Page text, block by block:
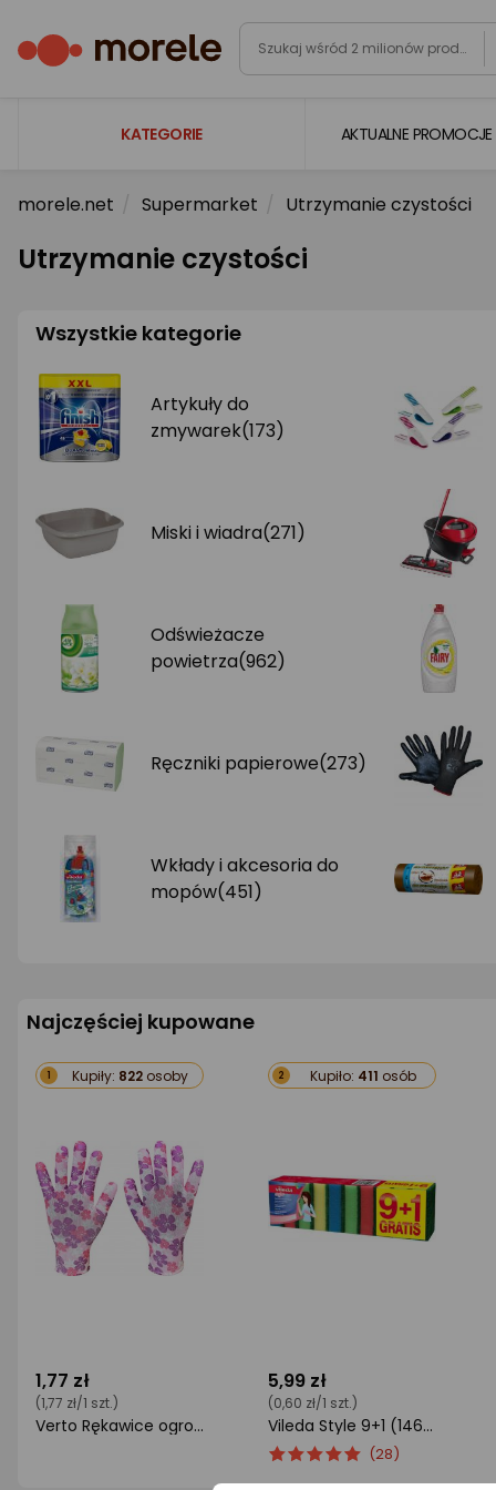
KATEGORIE
Laptopy
Komputery
Gaming
Smartfony i smartwatche
Telewizory i audio
Foto i kamery
AGD małe
Biuro i firma
Sport i turystyka
Zabawki i dziecko
Uroda i zdrowie
Supermarket
AKTUALNE PROMOCJE
morele.net Supermarket Utrzymanie czystości
Utrzymanie czystości
Wszystkie kategorie
Artykuły do
zmywarek(173)
Miski i wiadra(271)
Odświeżacze
powietrza(962)
Ręczniki papierowe(273)
Wkłady i akcesoria do
mopów(451)
Najczęściej kupowane
1 Kupiły: 822 osoby
1,77 zł
(1,77 zł/1 szt.)
Verto Rękawice ogrodowe (Rękawice ogrodowe , poliester, wzór kwiatki, rozmiar 8")
2 Kupiło: 411 osób
5,99 zł
(0,60 zł/1 szt.)
Vileda Style 9+1 (146920)
ocena
Ocena
(28)